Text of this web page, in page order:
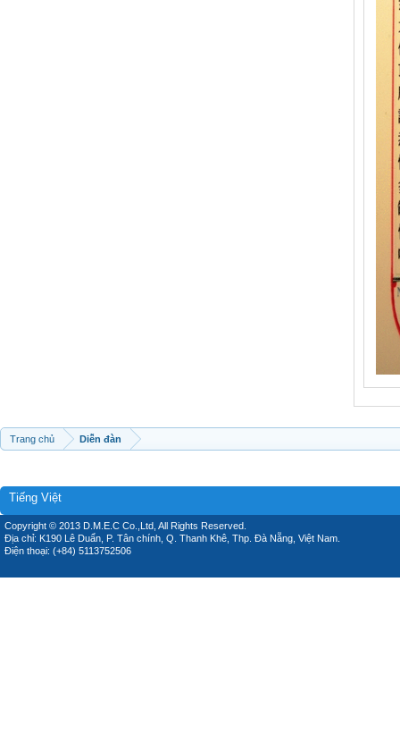
Trang chủ Diễn đàn
Tiếng Việt
Copyright © 2013 D.M.E.C Co.,Ltd, All Rights Reserved.
Địa chỉ: K190 Lê Duẩn, P. Tân chính, Q. Thanh Khê, Thp. Đà Nẵng, Việt Nam.
Điện thoại: (+84) 5113752506